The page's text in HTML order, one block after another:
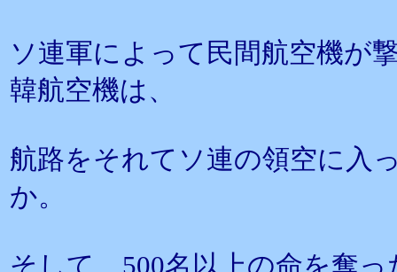
ソ連軍によって民間航空機が
韓航空機は、
航路をそれてソ連の領空に入
か。
そして、500名以上の命を奪